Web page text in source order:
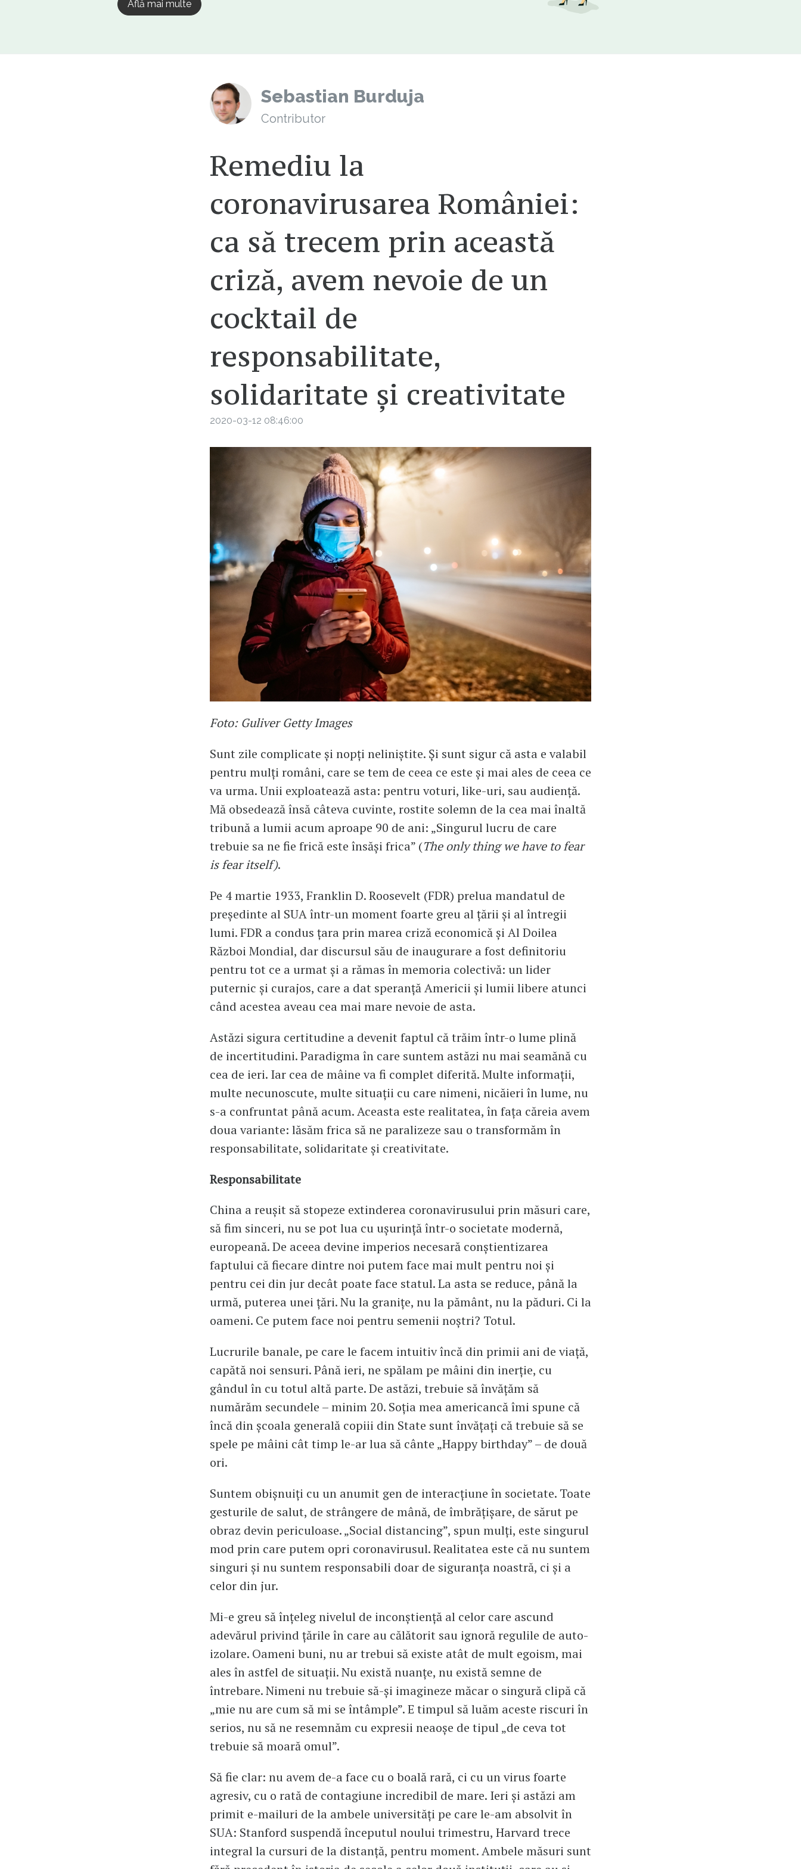
Află mai multe
Sebastian Burduja
Contributor
Remediu la
coronavirusarea României:
ca să trecem prin această
criză, avem nevoie de un
cocktail de
responsabilitate,
solidaritate și creativitate
2020-03-12 08:46:00
Foto: Guliver Getty Images
Sunt zile complicate și nopți neliniștite. Și sunt sigur că asta e valabil
pentru mulți români, care se tem de ceea ce este și mai ales de ceea ce
va urma. Unii exploatează asta: pentru voturi, like-uri, sau audiență.
Mă obsedează însă câteva cuvinte, rostite solemn de la cea mai înaltă
tribună a lumii acum aproape 90 de ani: „Singurul lucru de care
trebuie sa ne fie frică este însăși frica” (The only thing we have to fear
is fear itself).
Pe 4 martie 1933, Franklin D. Roosevelt (FDR) prelua mandatul de
președinte al SUA într-un moment foarte greu al țării și al întregii
lumi. FDR a condus țara prin marea criză economică și Al Doilea
Război Mondial, dar discursul său de inaugurare a fost definitoriu
pentru tot ce a urmat și a rămas în memoria colectivă: un lider
puternic și curajos, care a dat speranță Americii și lumii libere atunci
când acestea aveau cea mai mare nevoie de asta.
Astăzi sigura certitudine a devenit faptul că trăim într-o lume plină
de incertitudini. Paradigma în care suntem astăzi nu mai seamănă cu
cea de ieri. Iar cea de mâine va fi complet diferită. Multe informații,
multe necunoscute, multe situații cu care nimeni, nicăieri în lume, nu
s-a confruntat până acum. Aceasta este realitatea, în fața căreia avem
doua variante: lăsăm frica să ne paralizeze sau o transformăm în
responsabilitate, solidaritate și creativitate.
Responsabilitate
China a reușit să stopeze extinderea coronavirusului prin măsuri care,
să fim sinceri, nu se pot lua cu ușurință într-o societate modernă,
europeană. De aceea devine imperios necesară conștientizarea
faptului că fiecare dintre noi putem face mai mult pentru noi și
pentru cei din jur decât poate face statul. La asta se reduce, până la
urmă, puterea unei țări. Nu la granițe, nu la pământ, nu la păduri. Ci la
oameni. Ce putem face noi pentru semenii noștri? Totul.
Lucrurile banale, pe care le facem intuitiv încă din primii ani de viață,
capătă noi sensuri. Până ieri, ne spălam pe mâini din inerție, cu
gândul în cu totul altă parte. De astăzi, trebuie să învățăm să
numărăm secundele – minim 20. Soția mea americancă îmi spune că
încă din școala generală copiii din State sunt învățați că trebuie să se
spele pe mâini cât timp le-ar lua să cânte „Happy birthday” – de două
ori.
Suntem obișnuiți cu un anumit gen de interacțiune în societate. Toate
gesturile de salut, de strângere de mână, de îmbrățișare, de sărut pe
obraz devin periculoase. „Social distancing”, spun mulți, este singurul
mod prin care putem opri coronavirusul. Realitatea este că nu suntem
singuri și nu suntem responsabili doar de siguranța noastră, ci și a
celor din jur.
Mi-e greu să înțeleg nivelul de inconștiență al celor care ascund
adevărul privind țările în care au călătorit sau ignoră regulile de auto-
izolare. Oameni buni, nu ar trebui să existe atât de mult egoism, mai
ales în astfel de situații. Nu există nuanțe, nu există semne de
întrebare. Nimeni nu trebuie să-și imagineze măcar o singură clipă că
„mie nu are cum să mi se întâmple”. E timpul să luăm aceste riscuri în
serios, nu să ne resemnăm cu expresii neaoșe de tipul „de ceva tot
trebuie să moară omul”.
Să fie clar: nu avem de-a face cu o boală rară, ci cu un virus foarte
agresiv, cu o rată de contagiune incredibil de mare. Ieri și astăzi am
primit e-mailuri de la ambele universități pe care le-am absolvit în
SUA: Stanford suspendă începutul noului trimestru, Harvard trece
integral la cursuri de la distanță, pentru moment. Ambele măsuri sunt